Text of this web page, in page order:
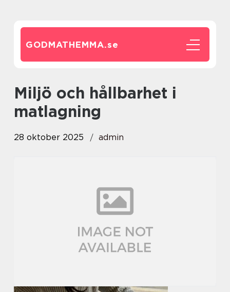
GODMATHEMMA.se
Miljö och hållbarhet i
matlagning
28 oktober 2025 admin